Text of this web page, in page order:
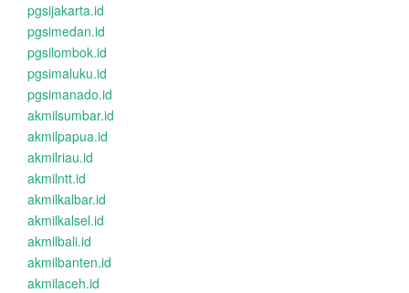
pgsijakarta.id
pgsimedan.id
pgsilombok.id
pgsimaluku.id
pgsimanado.id
akmilsumbar.id
akmilpapua.id
akmilriau.id
akmilntt.id
akmilkalbar.id
akmilkalsel.id
akmilbali.id
akmilbanten.id
akmilaceh.id